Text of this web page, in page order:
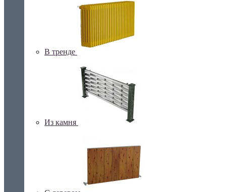
В тренде
Из камня